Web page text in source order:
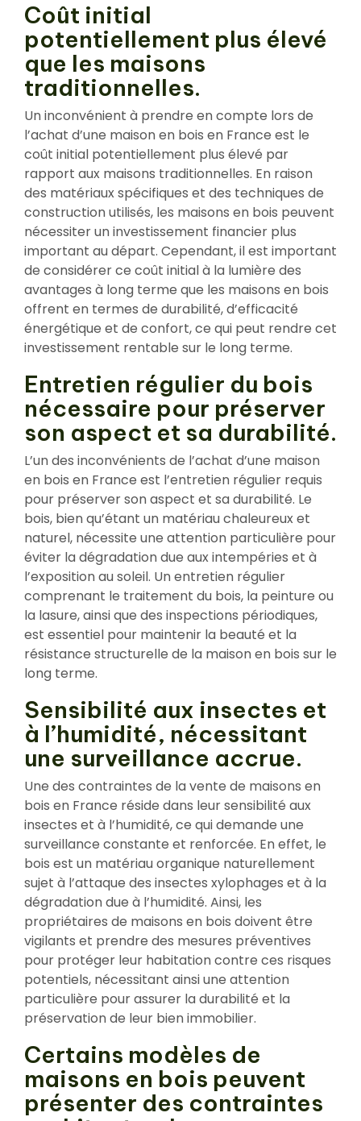
Coût initial
potentiellement plus élevé
que les maisons
traditionnelles.
Un inconvénient à prendre en compte lors de
l’achat d’une maison en bois en France est le
coût initial potentiellement plus élevé par
rapport aux maisons traditionnelles. En raison
des matériaux spécifiques et des techniques de
construction utilisés, les maisons en bois peuvent
nécessiter un investissement financier plus
important au départ. Cependant, il est important
de considérer ce coût initial à la lumière des
avantages à long terme que les maisons en bois
offrent en termes de durabilité, d’efficacité
énergétique et de confort, ce qui peut rendre cet
investissement rentable sur le long terme.
Entretien régulier du bois
nécessaire pour préserver
son aspect et sa durabilité.
L’un des inconvénients de l’achat d’une maison
en bois en France est l’entretien régulier requis
pour préserver son aspect et sa durabilité. Le
bois, bien qu’étant un matériau chaleureux et
naturel, nécessite une attention particulière pour
éviter la dégradation due aux intempéries et à
l’exposition au soleil. Un entretien régulier
comprenant le traitement du bois, la peinture ou
la lasure, ainsi que des inspections périodiques,
est essentiel pour maintenir la beauté et la
résistance structurelle de la maison en bois sur le
long terme.
Sensibilité aux insectes et
à l’humidité, nécessitant
une surveillance accrue.
Une des contraintes de la vente de maisons en
bois en France réside dans leur sensibilité aux
insectes et à l’humidité, ce qui demande une
surveillance constante et renforcée. En effet, le
bois est un matériau organique naturellement
sujet à l’attaque des insectes xylophages et à la
dégradation due à l’humidité. Ainsi, les
propriétaires de maisons en bois doivent être
vigilants et prendre des mesures préventives
pour protéger leur habitation contre ces risques
potentiels, nécessitant ainsi une attention
particulière pour assurer la durabilité et la
préservation de leur bien immobilier.
Certains modèles de
maisons en bois peuvent
présenter des contraintes